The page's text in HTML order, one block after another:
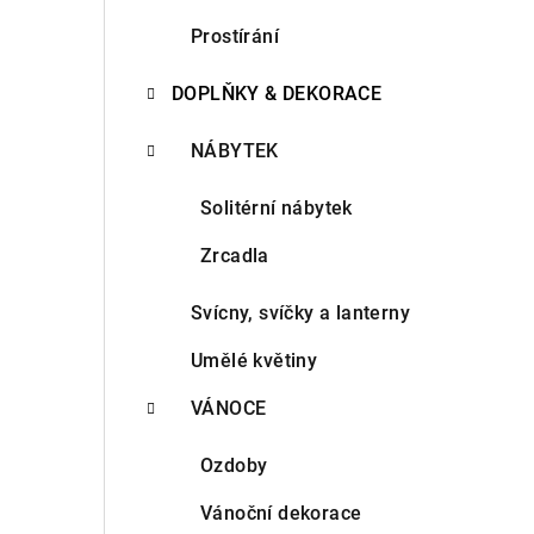
Prostírání
DOPLŇKY & DEKORACE
NÁBYTEK
Solitérní nábytek
Zrcadla
Svícny, svíčky a lanterny
Umělé květiny
VÁNOCE
Ozdoby
Vánoční dekorace